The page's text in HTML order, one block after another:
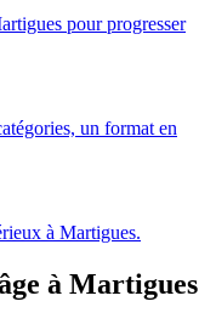
pour progresser
un format en
à Martigues.
à Martigues